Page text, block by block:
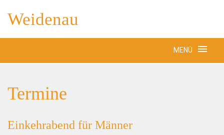
Weidenau
MENÜ
Termine
Einkehrabend für Männer